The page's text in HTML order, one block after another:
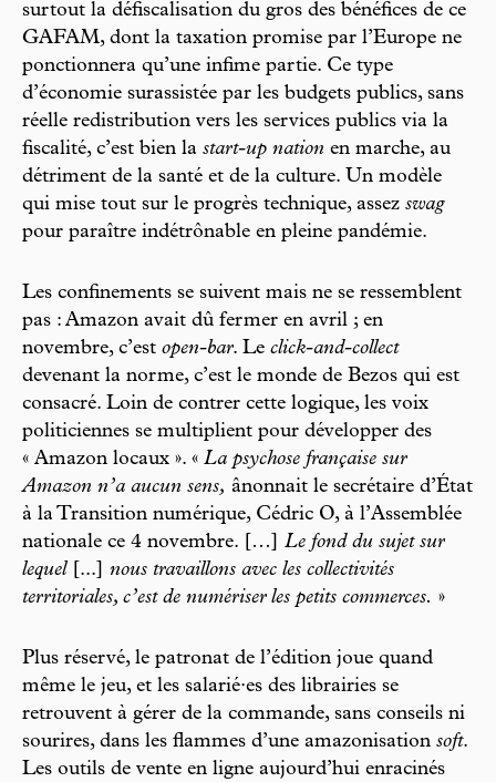
surtout la défiscalisation du gros des bénéfices de ce
GAFAM, dont la taxation promise par l’Europe ne
ponctionnera qu’une infime partie. Ce type
d’économie surassistée par les budgets publics, sans
réelle redistribution vers les services publics via la
fiscalité, c’est bien la start-up nation en marche, au
détriment de la santé et de la culture. Un modèle
qui mise tout sur le progrès technique, assez swag
pour paraître indétrônable en pleine pandémie.
Les confinements se suivent mais ne se ressemblent
pas : Amazon avait dû fermer en avril ; en
novembre, c’est open-bar. Le click-and-collect
devenant la norme, c’est le monde de Bezos qui est
consacré. Loin de contrer cette logique, les voix
politiciennes se multiplient pour développer des
« Amazon locaux ». « La psychose française sur
Amazon n’a aucun sens, ânonnait le secrétaire d’État
à la Transition numérique, Cédric O, à l’Assemblée
nationale ce 4 novembre. […] Le fond du sujet sur
lequel[...] nous travaillons avec les collectivités
territoriales, c’est de numériser les petits commerces. »
Plus réservé, le patronat de l’édition joue quand
même le jeu, et les salarié·es des librairies se
retrouvent à gérer de la commande, sans conseils ni
sourires, dans les flammes d’une amazonisation soft.
Les outils de vente en ligne aujourd’hui enracinés